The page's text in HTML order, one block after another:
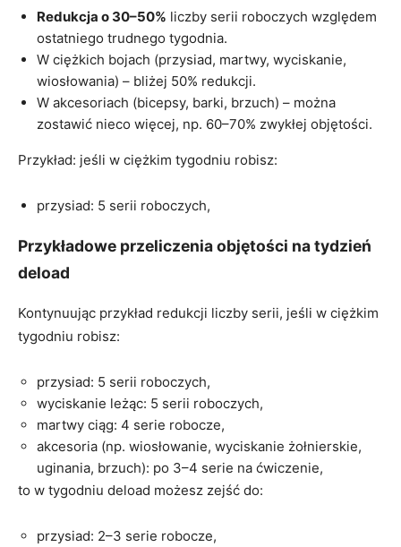
Redukcja o 30–50% liczby serii roboczych względem
ostatniego trudnego tygodnia.
W ciężkich bojach (przysiad, martwy, wyciskanie,
wiosłowania) – bliżej 50% redukcji.
W akcesoriach (bicepsy, barki, brzuch) – można
zostawić nieco więcej, np. 60–70% zwykłej objętości.
Przykład: jeśli w ciężkim tygodniu robisz:
przysiad: 5 serii roboczych,
Przykładowe przeliczenia objętości na tydzień
deload
Kontynuując przykład redukcji liczby serii, jeśli w ciężkim
tygodniu robisz:
przysiad: 5 serii roboczych,
wyciskanie leżąc: 5 serii roboczych,
martwy ciąg: 4 serie robocze,
akcesoria (np. wiosłowanie, wyciskanie żołnierskie,
uginania, brzuch): po 3–4 serie na ćwiczenie,
to w tygodniu deload możesz zejść do:
przysiad: 2–3 serie robocze,